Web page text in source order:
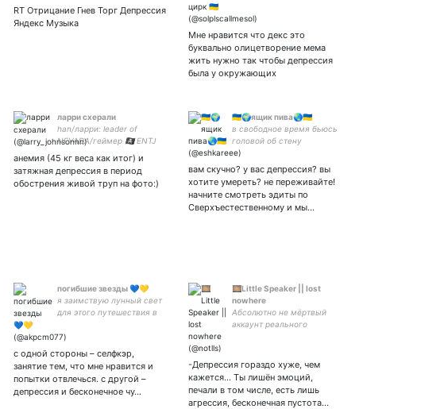
осудят: не бойся своих
желаний, бойся своих
обязательств
RT Отрицание Гнев Торг Депрессия
Яндекс Музыка
Мне нравится что декс это
буквально олицетворение мема
жить нужно так чтобы депрессия
была у окружающих
ларри схерали
han/ларри: leader of
NEVADA/геймер 🏴‍☠️ ENTJ
неприятном), торгаш
лицом и та, которая
рэперша
анемия (45 кг веса как итог) и
затяжная депрессия в период
обострения живой труп на фото:)
🇺🇦🌍ящик пива🌏🇺🇦
в свободное время бьюсь
головой об стену
#нетвойне
вам скучно? у вас депрессия? вы
хотите умереть? не переживайте!
начните смотреть эдиты по
Сверхъестественному и мы…
погибшие звезды 💙💛
я заимствую лунный свет
для этого путешествия в
с одной стороны – селфкэр,
занятие тем, что мне нравится и
попытки отвлечься. с другой –
депрессия и бесконечное чу…
🎞Little Speaker || lost
nowhere
Абсолютно не мёртвый
аккаунт реального
цель: 1300!!!🤔||
недохудожнек
-Депрессия гораздо хуже, чем
кажется… Ты лишён эмоций,
печали в том числе, есть лишь
агрессия, бесконечная пустота…